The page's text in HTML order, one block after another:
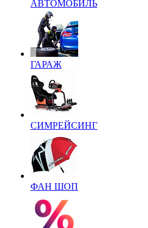
АВТОМОБИЛЬ
ГАРАЖ
СИМРЕЙСИНГ
ФАН ШОП